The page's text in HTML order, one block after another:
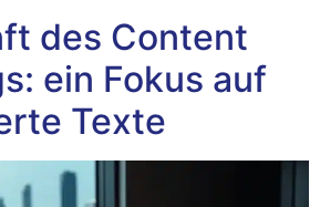
des Content
ein Fokus auf
Texte